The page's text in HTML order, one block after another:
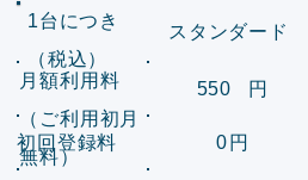
1台につき
（税込）
スタンダード
0円
550 円
月額利用料
（ご利用初月
無料）
初回登録料